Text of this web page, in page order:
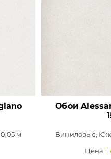
м
Обои
Виниловые,
Цена: